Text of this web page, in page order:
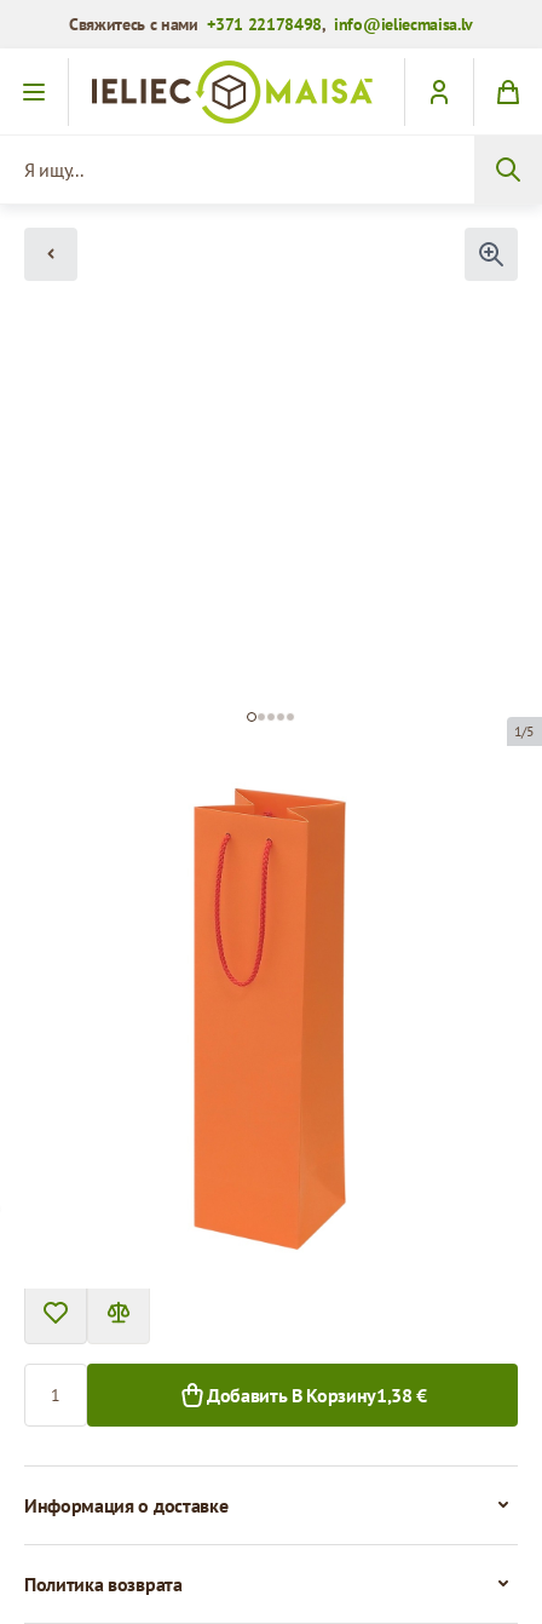
Свяжитесь с нами+371 22178498,info@ieliecmaisa.lv
Перейти к содержимому
1/5
Оранжевые бумажные пакеты с
тканевыми ручками
11 x 11 x 40 cm
Добавить В Корзину1,38 €
Информация о доставке
Политика возврата